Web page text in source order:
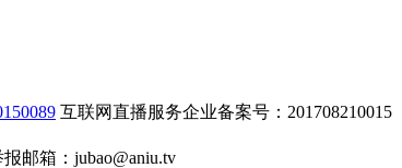
互联网直播服务企业备案号：201708210015
邮箱： jubao@aniu.tv